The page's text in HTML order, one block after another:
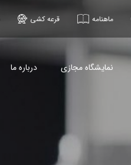
ماهنامه قرعه کشی
نمایشگاه مجازی درباره ما